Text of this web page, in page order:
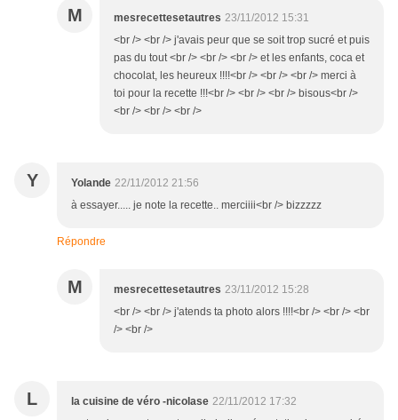
M mesrecettesetautres 23/11/2012 15:31
<br /> <br /> j'avais peur que se soit trop sucré et puis
pas du tout <br /> <br /> <br /> et les enfants, coca et
chocolat, les heureux !!!!<br /> <br /> <br /> merci à
toi pour la recette !!!<br /> <br /> <br /> bisous<br />
<br /> <br /> <br />
Y Yolande 22/11/2012 21:56
à essayer..... je note la recette.. merciiii<br /> bizzzzz
Répondre
M mesrecettesetautres 23/11/2012 15:28
<br /> <br /> j'atends ta photo alors !!!!<br /> <br /> <br
/> <br />
L la cuisine de véro -nicolase 22/11/2012 17:32